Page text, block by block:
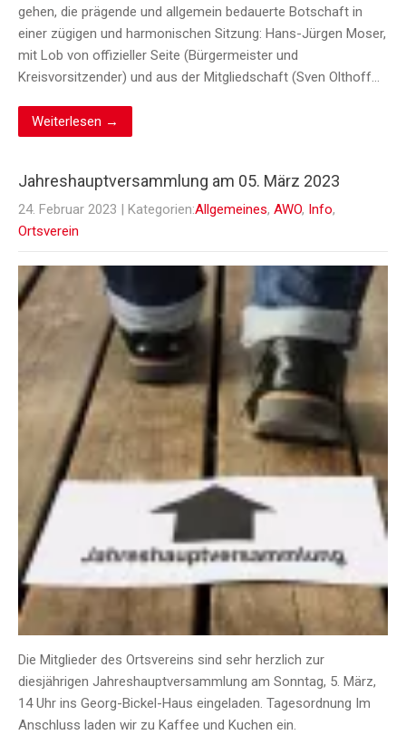
gehen, die prägende und allgemein bedauerte Botschaft in
einer zügigen und harmonischen Sitzung: Hans-Jürgen Moser,
mit Lob von offizieller Seite (Bürgermeister und
Kreisvorsitzender) und aus der Mitgliedschaft (Sven Olthoff…
Weiterlesen →
Jahreshauptversammlung am 05. März 2023
24. Februar 2023 | Kategorien:Allgemeines, AWO, Info,
Ortsverein
Die Mitglieder des Ortsvereins sind sehr herzlich zur
diesjährigen Jahreshauptversammlung am Sonntag, 5. März,
14 Uhr ins Georg-Bickel-Haus eingeladen. Tagesordnung Im
Anschluss laden wir zu Kaffee und Kuchen ein.